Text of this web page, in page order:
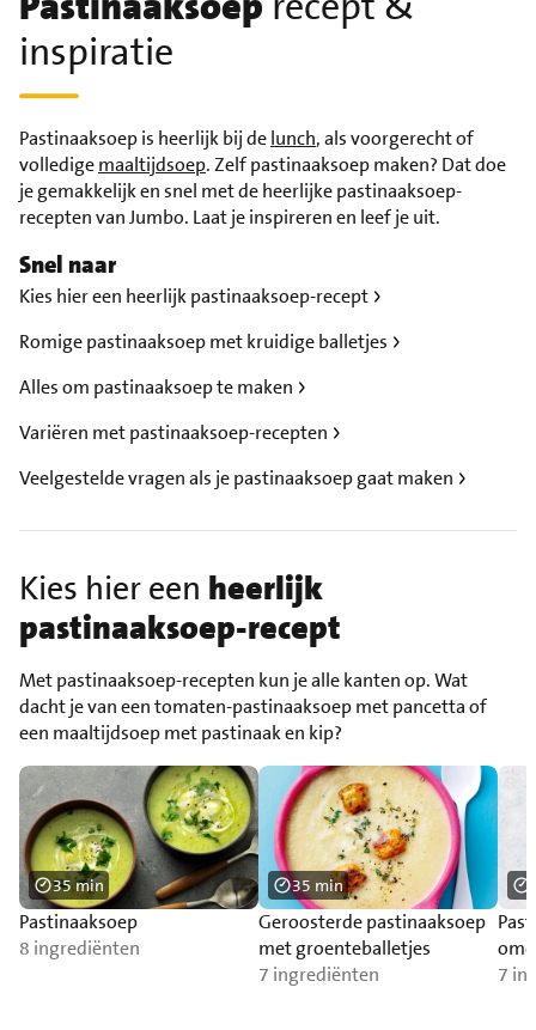
inspiratie
Pastinaaksoep is heerlijk bij delunch, als voorgerecht of
volledigemaaltijdsoep. Zelf pastinaaksoep maken? Dat doe
je gemakkelijk en snel met de heerlijke pastinaaksoep-
recepten van Jumbo. Laat je inspireren en leef je uit.
Snel naar
Kies hier een heerlijk pastinaaksoep-recept
Romige pastinaaksoep met kruidige balletjes
Alles om pastinaaksoep te maken
Variëren met pastinaaksoep-recepten
Veelgestelde vragen als je pastinaaksoep gaat maken
Kies hier een heerlijk
pastinaaksoep-recept
Met pastinaaksoep-recepten kun je alle kanten op. Wat
dacht je van een tomaten-pastinaaksoep met pancetta of
een maaltijdsoep met pastinaak en kip?
Pastinaaksoep
8 ingrediënten
35 min
Geroosterde pastinaaksoep
met groenteballetjes
7 ingrediënten
35 min
7